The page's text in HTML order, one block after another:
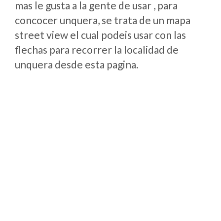
mas le gusta a la gente de usar , para
concocer unquera, se trata de un mapa
street view el cual podeis usar con las
flechas para recorrer la localidad de
unquera desde esta pagina.